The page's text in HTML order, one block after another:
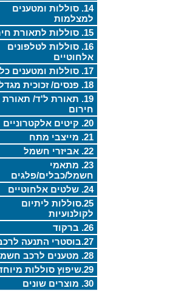
14. סוללות ומטענים
למצלמות
15. סוללות לתאורת חירום
16. סוללות לטלפונים
אלחוטיים
17. סוללות ומטענים כללי
18. פנסים/ זכוכית מגדלת
19. תאורת ל'ד/ תאורת
חירום
20. קיטים אלקטרוניים
21. מייצבי מתח
22. אביזרי חשמל
23. מתאמי
חשמל/כבלים/פלגים
24. שלטים אלחוטיים
25.סוללות ליתיום
לקולנועיות
26. ברקוד
27.בוסטרי התנעה לרכב
28. מטענים לרכב חשמלי
29.שיפוץ סוללות מיוחדות
30. מוצרים שונים